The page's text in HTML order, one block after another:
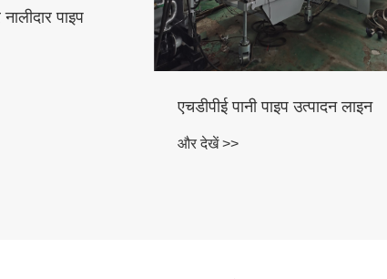
पीवीसी नालीदार ट्रैपेज़ॉइडल प्लास्टिक